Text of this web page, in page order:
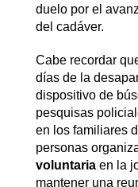
duelo por el
del cadáver.
Cabe recordar
días de la
dispositivo de
pesquisas
en los familiares
personas
voluntariaen la
mantener una